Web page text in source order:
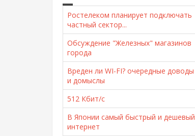
Ростелеком планирует подключать
частный сектор...
Обсуждение "Железных" магазинов
города
Вреден ли WI-FI? очередные доводы
и домыслы
512 Кбит/с
В Японии самый быстрый и дешевый
интернет